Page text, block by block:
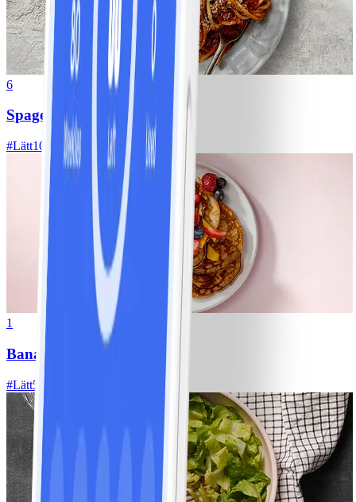
6
Spagetti med köttfärssås
#Lätt10 MIN
1
Bananpannkakor
#Lätt5 MIN